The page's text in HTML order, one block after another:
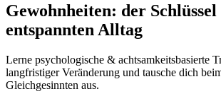
Gewohnheiten: der
entspannten Alltag
Lerne psychologische & achtsamkeitsbasierte
langfristiger Veränderung und tausche dich
Gleichgesinnten aus.